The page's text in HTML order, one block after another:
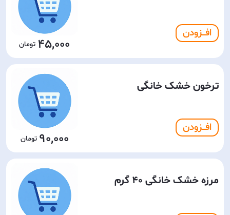
افـــزودن
45,000
ترخون خشک خانگی
افـــزودن
90,000
مرزه خشک خانگی 40 گرم